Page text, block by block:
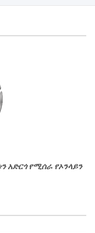
አድርጎ የሚሰራ የኦንላይን